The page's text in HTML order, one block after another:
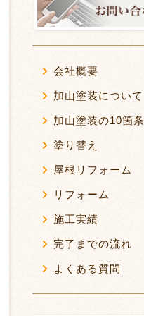
会社概要
加山塗装について
加山塗装の10箇条
塗り替え
屋根リフォーム
リフォーム
施工実績
完了までの流れ
よくある質問